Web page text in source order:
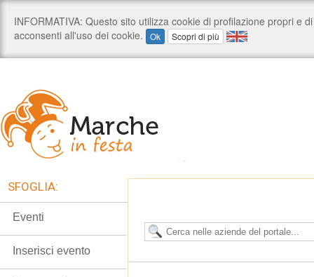
SFOGLIA:
Eventi
Inserisci evento